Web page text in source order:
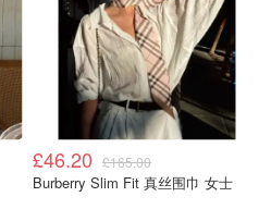
£46.20 £165.00
Burberry Slim Fit 真丝围巾 女士